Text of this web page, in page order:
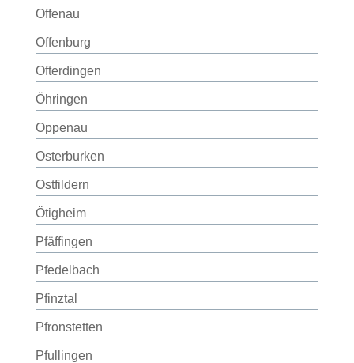
Offenau
Offenburg
Ofterdingen
Öhringen
Oppenau
Osterburken
Ostfildern
Ötigheim
Pfäffingen
Pfedelbach
Pfinztal
Pfronstetten
Pfullingen